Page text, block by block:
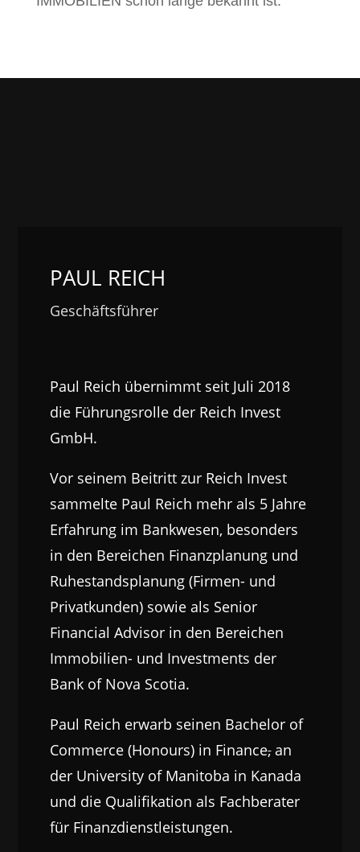
PAUL REICH
Geschäftsführer
Paul Reich übernimmt seit Juli 2018
die Führungsrolle der Reich Invest
GmbH.
Vor seinem Beitritt zur Reich Invest
sammelte Paul Reich mehr als 5 Jahre
Erfahrung im Bankwesen, besonders
in den Bereichen Finanzplanung und
Ruhestandsplanung (Firmen- und
Privatkunden) sowie als Senior
Financial Advisor in den Bereichen
Immobilien- und Investments der
Bank of Nova Scotia.
Paul Reich erwarb seinen Bachelor of
Commerce (Honours) in Finance,an
der University of Manitoba in Kanada
und die Qualifikation als Fachberater
für Finanzdienstleistungen.